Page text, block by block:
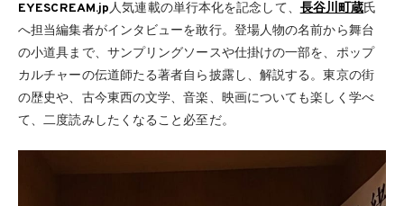
EYESCREAM.jp人気連載の単行本化を記念して、 長谷川町蔵氏
へ担当編集者がインタビューを敢行。登場人物の名前から舞台
の小道具まで、サンプリングソースや仕掛けの一部を、ポップ
カルチャーの伝道師たる著者自ら披露し、解説する。東京の街
の歴史や、古今東西の文学、音楽、映画についても楽しく学べ
て、二度読みしたくなること必至だ。